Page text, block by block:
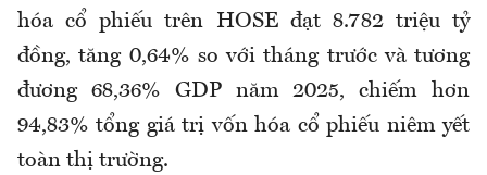
hóa cổ phiếu trên HOSE đạt 8.782 triệu tỷ
đồng, tăng 0,64% so với tháng trước và tương
đương 68,36% GDP năm 2025, chiếm hơn
94,83% tổng giá trị vốn hóa cổ phiếu niêm yết
toàn thị trường.